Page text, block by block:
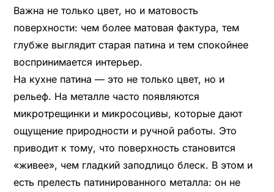
Важна не только цвет, но и матовость
поверхности: чем более матовая фактура, тем
глубже выглядит старая патина и тем спокойнее
воспринимается интерьер.
На кухне патина — это не только цвет, но и
рельеф. На металле часто появляются
микротрещинки и микросоцивы, которые дают
ощущение природности и ручной работы. Это
приводит к тому, что поверхность становится
«живее», чем гладкий заподлицо блеск. В этом и
есть прелесть патинированного металла: он не